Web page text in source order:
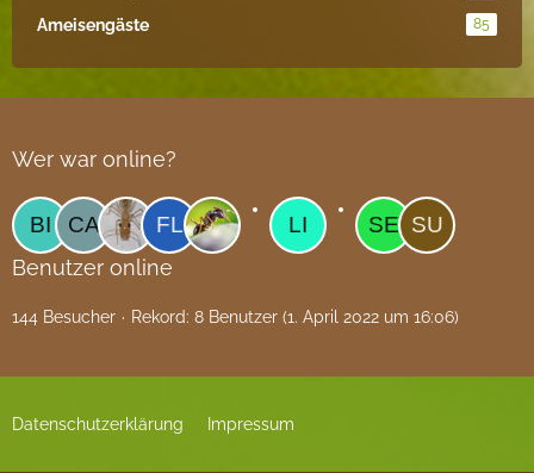
Ameisengäste 85
Wer war online?
Benutzer online
144 Besucher Rekord: 8 Benutzer (1. April 2022 um 16:06)
Datenschutzerklärung Impressum